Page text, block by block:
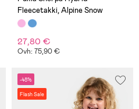
Fleecetakki, Alpine Snow
27,80 €
Ovh: 75,90 €
-48%
Flash Sale